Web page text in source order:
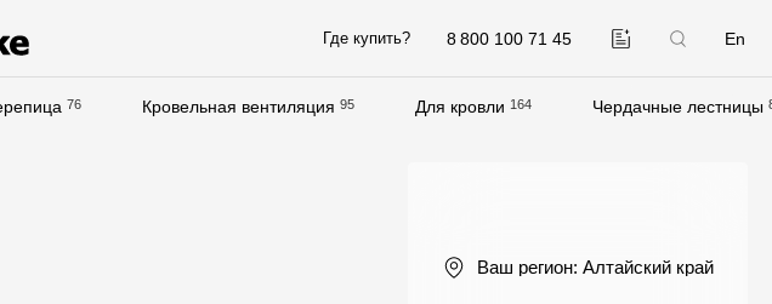
8 800 100 71 45 En
Где купить?
76 Кровельная вентиляция 95 Для кровли 164 Чердачные лестницы
по монтажу
Ваш регион: Алтайский край